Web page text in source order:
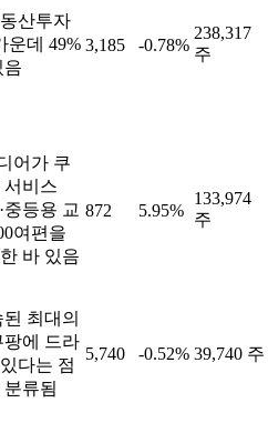
산투자
운데 49%
음
3,185 -0.78%
238,317
주
어가 쿠
서비스
중등용 교
여편을
바 있음
872 5.95%
133,974
주
최대의
팡에 드라
다는 점
류됨
5,740 -0.52% 39,740 주